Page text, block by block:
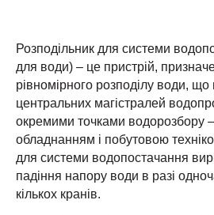
Розподільник для системи
для води) – це пристрій,
рівномірного розподілу води, що
центральних магістралей
окремими точками водорозбору –
обладнанням і побутовою
для системи водопостачання
падіння напору води в разі
кількох кранів.